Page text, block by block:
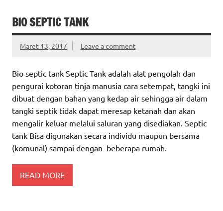
BIO SEPTIC TANK
Maret 13, 2017 Leave a comment
Bio septic tank Septic Tank adalah alat pengolah dan
pengurai kotoran tinja manusia cara setempat, tangki ini
dibuat dengan bahan yang kedap air sehingga air dalam
tangki septik tidak dapat meresap ketanah dan akan
mengalir keluar melalui saluran yang disediakan. Septic
tank Bisa digunakan secara individu maupun bersama
(komunal) sampai dengan beberapa rumah.
READ MORE